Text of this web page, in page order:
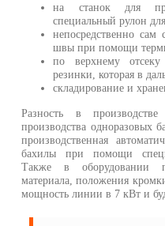
на станок для
специальный рулон
непосредственно
швы при помощи
по верхнему
резинки, которая в
складирование и
Разность в
производства одноразовых
производственная
бахилы при помощи
Также в оборудовании
материала, положения
мощность линии в 7 кВт и